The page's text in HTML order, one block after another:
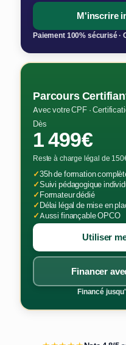
M'inscrire
Paiement 100% sécurisé ·
Parcours
Avec votre CPF ·
Dès
1 499€
Reste à charge légal de
✓35h de formation
✓Suivi pédagogique
✓Formateur dédié
✓Délai légal de mise en
✓Aussi finançable OPCO
Utiliser
Financer
Financé